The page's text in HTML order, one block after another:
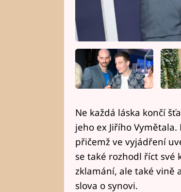
Ne každá láska končí
jeho ex Jiřího
přičemž ve vyjádření
se také rozhodl říct své
zklamání, ale také vině
slova o synovi.